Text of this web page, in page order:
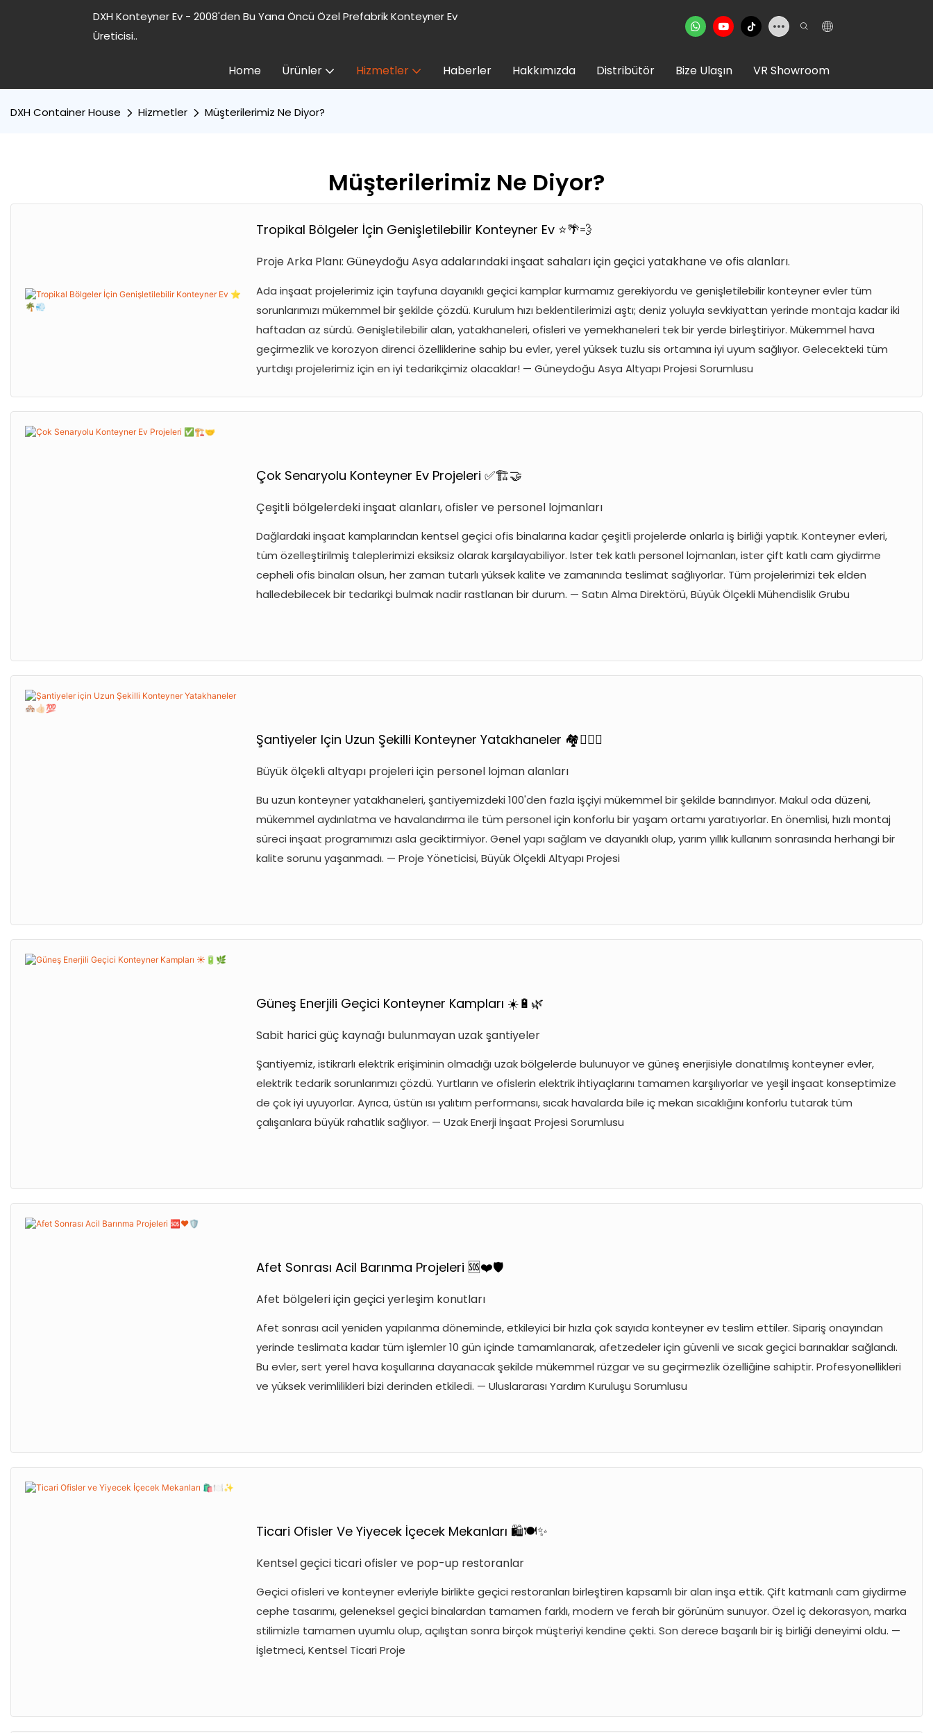
DXH Konteyner Ev - 2008'den Bu Yana Öncü Özel Prefabrik Konteyner Ev
Üreticisi..
Home Ürünler Hizmetler Haberler Hakkımızda Distribütör Bize Ulaşın VR Showroom
DXH Container House Hizmetler Müşterilerimiz Ne Diyor?
Müşterilerimiz Ne Diyor?
Tropikal Bölgeler İçin Genişletilebilir Konteyner Ev ⭐🌴💨
Proje Arka Planı: Güneydoğu Asya adalarındaki inşaat sahaları için geçici yatakhane ve ofis alanları.
Ada inşaat projelerimiz için tayfuna dayanıklı geçici kamplar kurmamız gerekiyordu ve genişletilebilir konteyner evler tüm
sorunlarımızı mükemmel bir şekilde çözdü. Kurulum hızı beklentilerimizi aştı; deniz yoluyla sevkiyattan yerinde montaja kadar iki
haftadan az sürdü. Genişletilebilir alan, yatakhaneleri, ofisleri ve yemekhaneleri tek bir yerde birleştiriyor. Mükemmel hava
geçirmezlik ve korozyon direnci özelliklerine sahip bu evler, yerel yüksek tuzlu sis ortamına iyi uyum sağlıyor. Gelecekteki tüm
yurtdışı projelerimiz için en iyi tedarikçimiz olacaklar! — Güneydoğu Asya Altyapı Projesi Sorumlusu
Çok Senaryolu Konteyner Ev Projeleri ✅🏗️🤝
Çeşitli bölgelerdeki inşaat alanları, ofisler ve personel lojmanları
Dağlardaki inşaat kamplarından kentsel geçici ofis binalarına kadar çeşitli projelerde onlarla iş birliği yaptık. Konteyner evleri,
tüm özelleştirilmiş taleplerimizi eksiksiz olarak karşılayabiliyor. İster tek katlı personel lojmanları, ister çift katlı cam giydirme
cepheli ofis binaları olsun, her zaman tutarlı yüksek kalite ve zamanında teslimat sağlıyorlar. Tüm projelerimizi tek elden
halledebilecek bir tedarikçi bulmak nadir rastlanan bir durum. — Satın Alma Direktörü, Büyük Ölçekli Mühendislik Grubu
Şantiyeler Için Uzun Şekilli Konteyner Yatakhaneler 🏘️👍🏻💯
Büyük ölçekli altyapı projeleri için personel lojman alanları
Bu uzun konteyner yatakhaneleri, şantiyemizdeki 100'den fazla işçiyi mükemmel bir şekilde barındırıyor. Makul oda düzeni,
mükemmel aydınlatma ve havalandırma ile tüm personel için konforlu bir yaşam ortamı yaratıyorlar. En önemlisi, hızlı montaj
süreci inşaat programımızı asla geciktirmiyor. Genel yapı sağlam ve dayanıklı olup, yarım yıllık kullanım sonrasında herhangi bir
kalite sorunu yaşanmadı. — Proje Yöneticisi, Büyük Ölçekli Altyapı Projesi
Güneş Enerjili Geçici Konteyner Kampları ☀️🔋🌿
Sabit harici güç kaynağı bulunmayan uzak şantiyeler
Şantiyemiz, istikrarlı elektrik erişiminin olmadığı uzak bölgelerde bulunuyor ve güneş enerjisiyle donatılmış konteyner evler,
elektrik tedarik sorunlarımızı çözdü. Yurtların ve ofislerin elektrik ihtiyaçlarını tamamen karşılıyorlar ve yeşil inşaat konseptimize
de çok iyi uyuyorlar. Ayrıca, üstün ısı yalıtım performansı, sıcak havalarda bile iç mekan sıcaklığını konforlu tutarak tüm
çalışanlara büyük rahatlık sağlıyor. — Uzak Enerji İnşaat Projesi Sorumlusu
Afet Sonrası Acil Barınma Projeleri 🆘❤️🛡️
Afet bölgeleri için geçici yerleşim konutları
Afet sonrası acil yeniden yapılanma döneminde, etkileyici bir hızla çok sayıda konteyner ev teslim ettiler. Sipariş onayından
yerinde teslimata kadar tüm işlemler 10 gün içinde tamamlanarak, afetzedeler için güvenli ve sıcak geçici barınaklar sağlandı.
Bu evler, sert yerel hava koşullarına dayanacak şekilde mükemmel rüzgar ve su geçirmezlik özelliğine sahiptir. Profesyonellikleri
ve yüksek verimlilikleri bizi derinden etkiledi. — Uluslararası Yardım Kuruluşu Sorumlusu
Ticari Ofisler Ve Yiyecek İçecek Mekanları 🛍️🍽️✨
Kentsel geçici ticari ofisler ve pop-up restoranlar
Geçici ofisleri ve konteyner evleriyle birlikte geçici restoranları birleştiren kapsamlı bir alan inşa ettik. Çift katmanlı cam giydirme
cephe tasarımı, geleneksel geçici binalardan tamamen farklı, modern ve ferah bir görünüm sunuyor. Özel iç dekorasyon, marka
stilimizle tamamen uyumlu olup, açılıştan sonra birçok müşteriyi kendine çekti. Son derece başarılı bir iş birliği deneyimi oldu. —
İşletmeci, Kentsel Ticari Proje